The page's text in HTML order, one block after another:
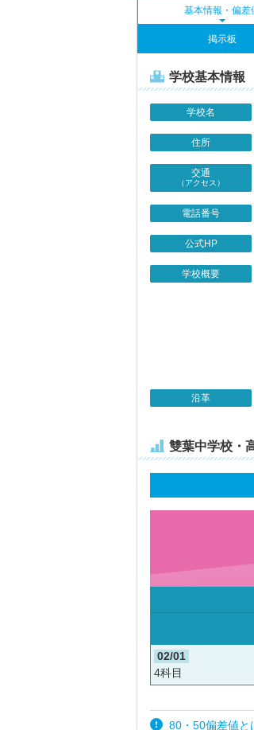
基本情報・偏差
掲示板
学校基本情報
学校名
住所
交通
（アクセス）
電話番号
公式HP
学校概要
沿革
雙葉中学校・
02/01
4科目
80・50偏差値と